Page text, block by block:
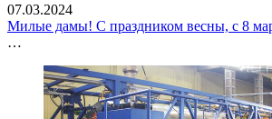
07.03.2024
Милые дамы! С праздником весны, с 8
…